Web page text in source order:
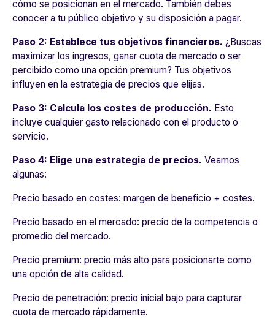
cómo se posicionan en el mercado. También debes
conocer a tu público objetivo y su disposición a pagar.
Paso 2: Establece tus objetivos financieros. ¿Buscas
maximizar los ingresos, ganar cuota de mercado o ser
percibido como una opción premium? Tus objetivos
influyen en la estrategia de precios que elijas.
Paso 3: Calcula los costes de producción. Esto
incluye cualquier gasto relacionado con el producto o
servicio.
Paso 4: Elige una estrategia de precios. Veamos
algunas:
Precio basado en costes: margen de beneficio + costes.
Precio basado en el mercado: precio de la competencia o
promedio del mercado.
Precio premium: precio más alto para posicionarte como
una opción de alta calidad.
Precio de penetración: precio inicial bajo para capturar
cuota de mercado rápidamente.